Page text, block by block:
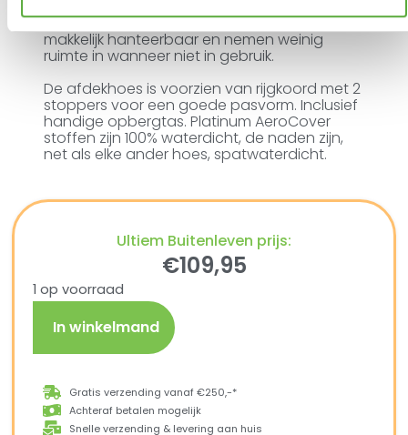
AeroCovers zijn vervaardigd van sterk en
lichtgewicht ripstop polyester. Ze zijn
makkelijk hanteerbaar en nemen weinig
ruimte in wanneer niet in gebruik.
De afdekhoes is voorzien van rijgkoord met 2
stoppers voor een goede pasvorm. Inclusief
handige opbergtas. Platinum AeroCover
stoffen zijn 100% waterdicht, de naden zijn,
net als elke ander hoes, spatwaterdicht.
Ultiem Buitenleven prijs:
€109,95
1 op voorraad
In winkelmand
Gratis verzending vanaf €250,-*
Achteraf betalen mogelijk
Snelle verzending & levering aan huis